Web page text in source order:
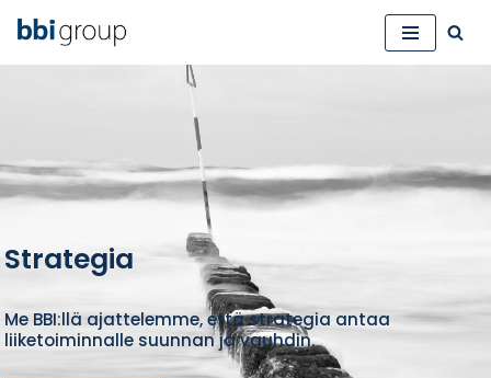
Strategia
Me BBI:llä ajattelemme, että strategia antaa
liiketoiminnalle suunnan ja vauhdin.